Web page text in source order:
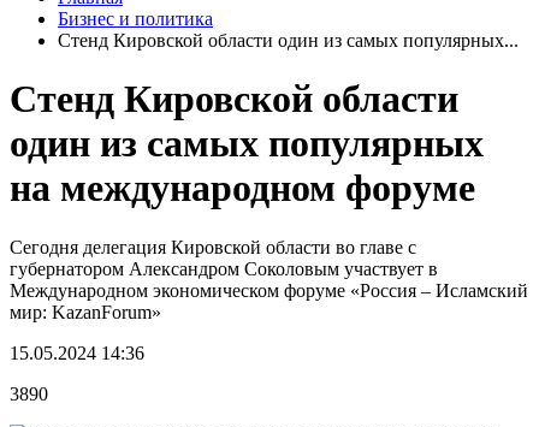
Бизнес и политика
Стенд Кировской области один из самых популярных...
Стенд Кировской области
один из самых популярных
на международном форуме
Сегодня делегация Кировской области во главе с
губернатором Александром Соколовым участвует в
Международном экономическом форуме «Россия – Исламский
мир: KazanForum»
15.05.2024 14:36
3890